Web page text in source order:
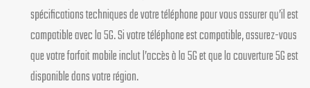
spécifications techniques de votre téléphone pour vous assurer qu’il est
compatible avec la 5G. Si votre téléphone est compatible, assurez-vous
que votre forfait mobile inclut l’accès à la 5G et que la couverture 5G est
disponible dans votre région.